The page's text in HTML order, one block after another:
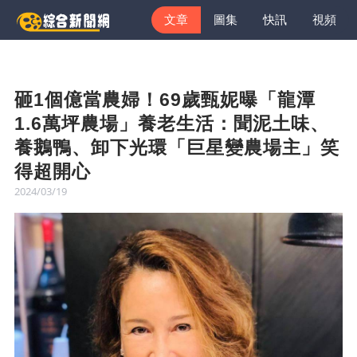
文章 圖集 快訊 視頻
砸1個億當農婦！69歲甄妮曝「龍潭
1.6萬坪農場」養老生活：聞泥土味、
養鵝鴨、卸下光環「巨星變農場主」笑
得超開心
2024/03/19